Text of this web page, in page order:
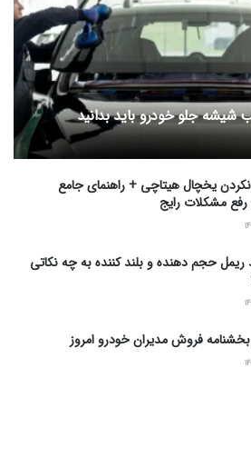
یخچال هیتاچی + راهنمای جامع
مشکلات رایج
ریمل حجم دهنده و بلند کننده به چه نکاتی
فروش مدیران خودرو امروز